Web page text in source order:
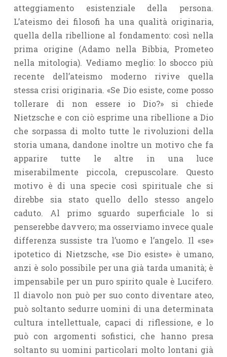
atteggiamento esistenziale della persona.
L’ateismo dei filosofi ha una qualità originaria,
quella della ribellione al fondamento: così nella
prima origine (Adamo nella Bibbia, Prometeo
nella mitologia). Vediamo meglio: lo sbocco più
recente dell’ateismo moderno rivive quella
stessa crisi originaria. «Se Dio esiste, come posso
tollerare di non essere io Dio?» si chiede
Nietzsche e con ciò esprime una ribellione a Dio
che sorpassa di molto tutte le rivoluzioni della
storia umana, dandone inoltre un motivo che fa
apparire tutte le altre in una luce
miserabilmente piccola, crepuscolare. Questo
motivo è di una specie così spirituale che si
direbbe sia stato quello dello stesso angelo
caduto. Al primo sguardo superficiale lo si
penserebbe davvero; ma osserviamo invece quale
differenza sussiste tra l’uomo e l’angelo. Il «se»
ipotetico di Nietzsche, «se Dio esiste» è umano,
anzi è solo possibile per una già tarda umanità; è
impensabile per un puro spirito quale è Lucifero.
Il diavolo non può per suo conto diventare ateo,
può soltanto sedurre uomini di una determinata
cultura intellettuale, capaci di riflessione, e lo
può con argomenti sofistici, che hanno presa
soltanto su uomini particolari molto lontani già